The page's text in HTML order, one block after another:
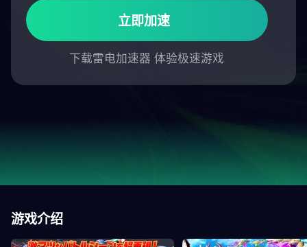
立即加速
下载雷电加速器 体验极速游戏
游戏介绍